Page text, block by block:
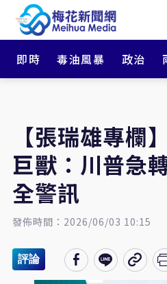
即時 毒油風暴 政治
【張瑞雄專欄
巨獸：川普急
全警訊
發佈時間：2026/06/03 10:15
評論